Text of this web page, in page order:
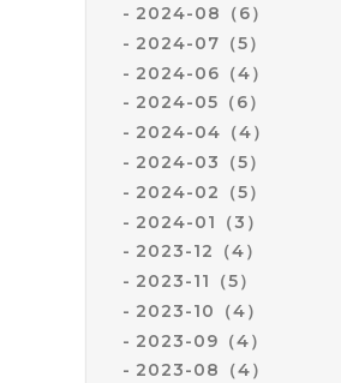
2024-08（6）
2024-07（5）
2024-06（4）
2024-05（6）
2024-04（4）
2024-03（5）
2024-02（5）
2024-01（3）
2023-12（4）
2023-11（5）
2023-10（4）
2023-09（4）
2023-08（4）